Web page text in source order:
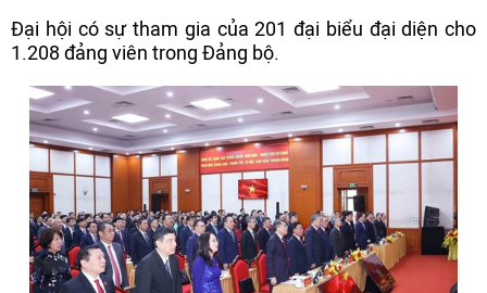
Đại hội có sự tham gia của 201 đại biểu đại diện cho
1.208 đảng viên trong Đảng bộ.